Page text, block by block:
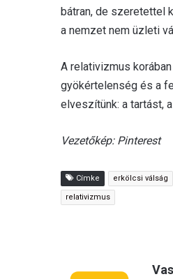
bátran, de szeretettel
a nemzet nem üzleti
A relativizmus
gyökértelenség és a
elveszítünk: a tartást,
Vezetőkép: Pinterest
Címke erkölcsi válság
relativizmus